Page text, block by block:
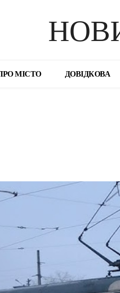
МІСТО ДОВІДКОВА